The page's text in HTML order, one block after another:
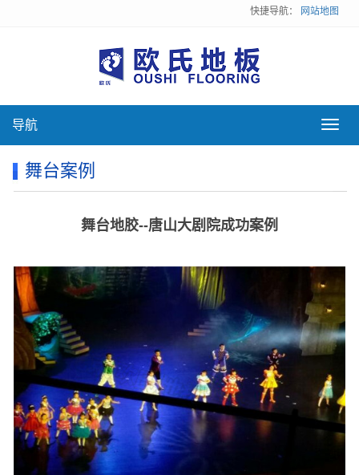
快捷导航： 网站地图
导
导航
舞台案例
舞台地胶--唐山大剧院成功案例